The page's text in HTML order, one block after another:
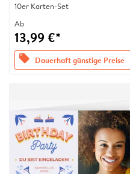
10er Karten-Set
Ab
13,99 €*
offers Dauerhaft günstige Preise